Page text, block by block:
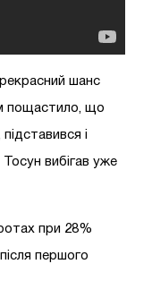
шанс
пощастило, що
і
вибігав уже
при 28%
першого